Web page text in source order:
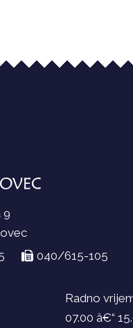
9
040/615-105
Radno
07.00 â€“